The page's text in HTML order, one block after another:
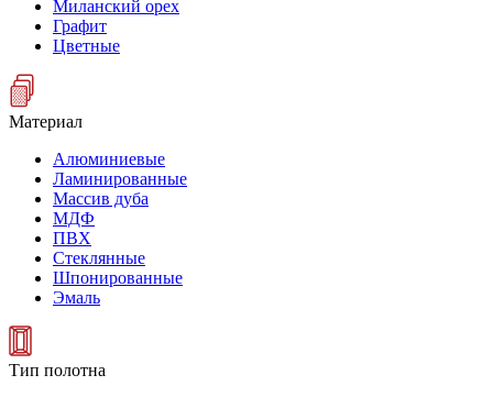
Миланский орех
Графит
Цветные
Материал
Алюминиевые
Ламинированные
Массив дуба
МДФ
ПВХ
Стеклянные
Шпонированные
Эмаль
Тип полотна